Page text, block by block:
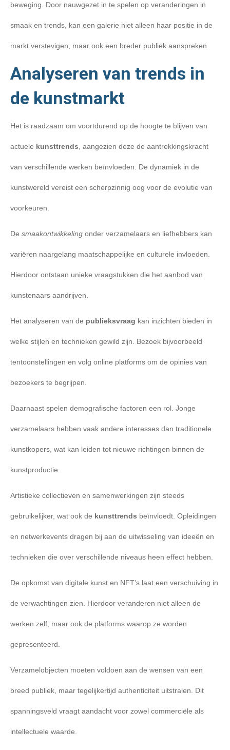
beweging. Door nauwgezet in te spelen op veranderingen in
smaak en trends, kan een galerie niet alleen haar positie in de
markt verstevigen, maar ook een breder publiek aanspreken.
Analyseren van trends in
de kunstmarkt
Het is raadzaam om voortdurend op de hoogte te blijven van
actuele kunsttrends , aangezien deze de aantrekkingskracht
van verschillende werken beïnvloeden. De dynamiek in de
kunstwereld vereist een scherpzinnig oog voor de evolutie van
voorkeuren.
De smaakontwikkeling onder verzamelaars en liefhebbers kan
variëren naargelang maatschappelijke en culturele invloeden.
Hierdoor ontstaan unieke vraagstukken die het aanbod van
kunstenaars aandrijven.
Het analyseren van de publieksvraag kan inzichten bieden in
welke stijlen en technieken gewild zijn. Bezoek bijvoorbeeld
tentoonstellingen en volg online platforms om de opinies van
bezoekers te begrijpen.
Daarnaast spelen demografische factoren een rol. Jonge
verzamelaars hebben vaak andere interesses dan traditionele
kunstkopers, wat kan leiden tot nieuwe richtingen binnen de
kunstproductie.
Artistieke collectieven en samenwerkingen zijn steeds
gebruikelijker, wat ook de kunsttrends beïnvloedt. Opleidingen
en netwerkevents dragen bij aan de uitwisseling van ideeën en
technieken die over verschillende niveaus heen effect hebben.
De opkomst van digitale kunst en NFT’s laat een verschuiving in
de verwachtingen zien. Hierdoor veranderen niet alleen de
werken zelf, maar ook de platforms waarop ze worden
gepresenteerd.
Verzamelobjecten moeten voldoen aan de wensen van een
breed publiek, maar tegelijkertijd authenticiteit uitstralen. Dit
spanningsveld vraagt aandacht voor zowel commerciële als
intellectuele waarde.